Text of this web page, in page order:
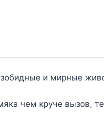
и мирные
чем круче вызов,